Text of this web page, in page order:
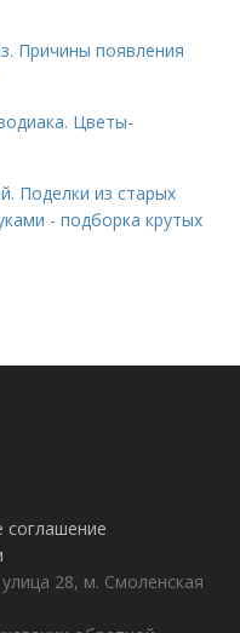
Причины появления
Цветы-
Поделки из старых
- подборка крутых
соглашение
28, м. Смоленская